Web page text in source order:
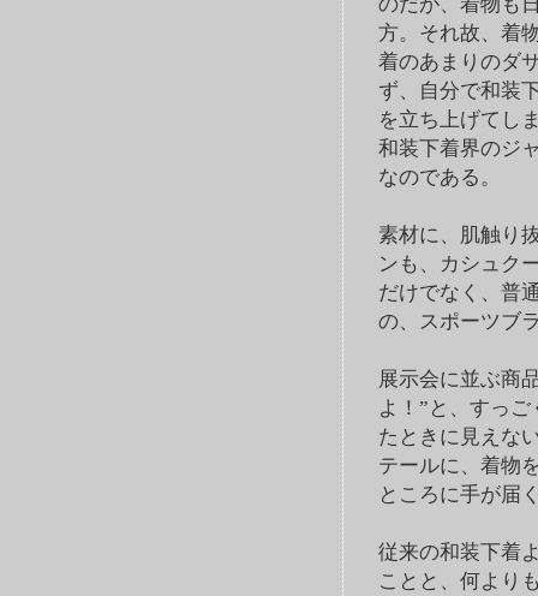
方。それ故、着
着のあまりのダ
ず、自分で和装
を立ち上げてし
和装下着界のジ
なのである。
素材に、肌触り
ンも、カシュク
だけでなく、普
の、スポーツブ
展示会に並ぶ商
よ！”と、すっ
たときに見えな
テールに、着物
ところに手が届
従来の和装下着
ことと、何より